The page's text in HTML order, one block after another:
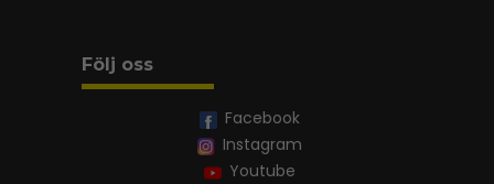
Följ oss
Facebook
Instagram
Youtube